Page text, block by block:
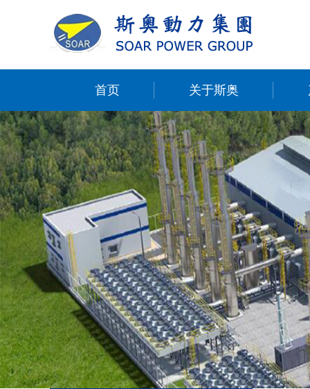
首页 关于斯奥
English